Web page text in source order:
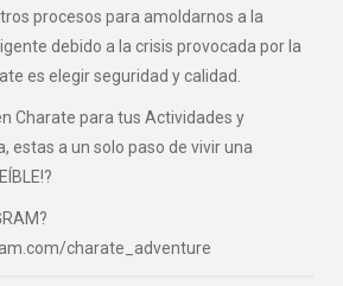
procesos para amoldarnos a la
debido a la crisis provocada por la
es elegir seguridad y calidad.
Charate para tus Actividades y
estas a un solo paso de vivir una
charate_adventure